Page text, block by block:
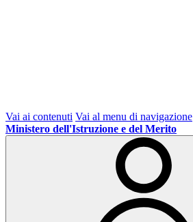
Vai ai contenuti Vai al menu di navigazione
Ministero dell'Istruzione e del Merito